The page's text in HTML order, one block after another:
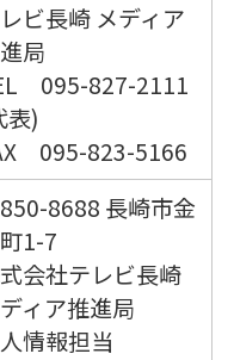
ビ長崎 メディア
局
095-827-2111
表)
095-823-5166
8688 長崎市金
1-7
会社テレビ長崎
ィア推進局
情報担当